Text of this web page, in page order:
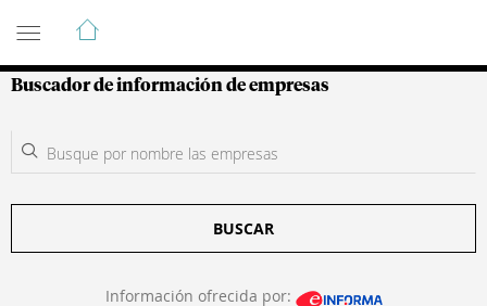
Guía de Empresas Colombianas
Buscador de información de empresas
BUSCAR
Información ofrecida por: